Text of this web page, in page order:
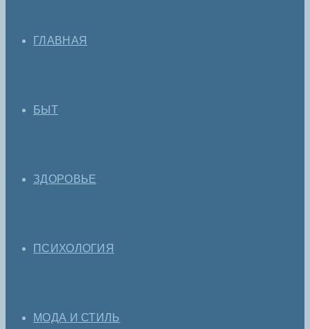
ГЛАВНАЯ
БЫТ
ЗДОРОВЬЕ
ПСИХОЛОГИЯ
МОДА И СТИЛЬ